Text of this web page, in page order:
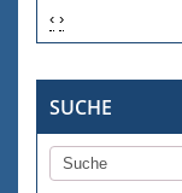
‹ ›
SUCHE